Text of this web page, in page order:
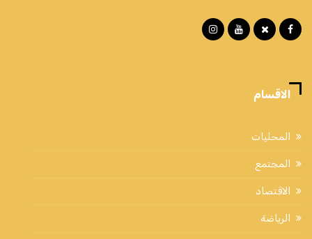
الاقسام
المحليات
المجتمع
الاقتصاد
الرياضة